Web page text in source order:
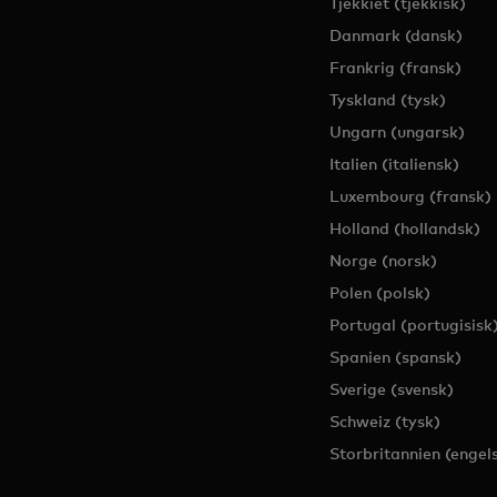
Danmark (dansk)
Frankrig (fransk)
Tyskland (tysk)
Ungarn (ungarsk)
Italien (italiensk)
Luxembourg (fransk)
Holland (hollandsk)
Norge (norsk)
Polen (polsk)
Portugal (portugisisk)
Spanien (spansk)
Sverige (svensk)
Schweiz (tysk)
Storbritannien